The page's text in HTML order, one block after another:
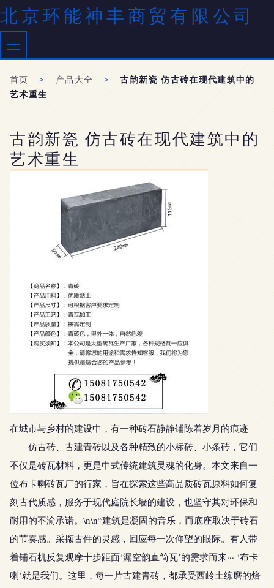
北京环能神丰商贸有限公司
首页 > 产品大全 >
古韵新瓷 仿古砖在现代建筑中的
艺术重生
古韵新瓷 仿古砖在现代建筑中的
艺术重生
在城市与乡村的建设中，有一种砖石静静铺陈着岁月的痕迹
——仿古砖、古建青砖以及各种精致的小标砖、小条砖，它们
不仅是砖瓦材料，更是中式传统建筑灵魂的化身。本文来自一
位布卡喇砖瓦厂的行家，旨在探索这些高品质砖瓦原料如何复
刻古代质感，服务于现代庭院长墙的建设，也坚守其对环保和
耐用的不渝承诺。\n\n“建筑是凝固的音乐，而底座取决于砖石
的节奏感。采撷古件的灵感，回应每一次仰望的眼际。有人带
着铺石机反复观摩十步距面‘漏空韵直简瓦’的需求而来··· ‘布卡
喇’就是我们。这里，每一片古建青砖，都承受西岭土练磨的焙